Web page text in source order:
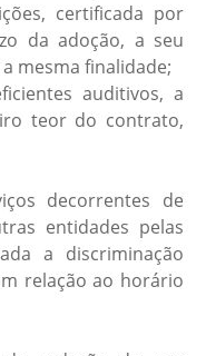
certificada por
da adoção, a seu
mesma finalidade;
auditivos, a
teor do contrato,
decorrentes de
entidades pelas
a discriminação
relação ao horário